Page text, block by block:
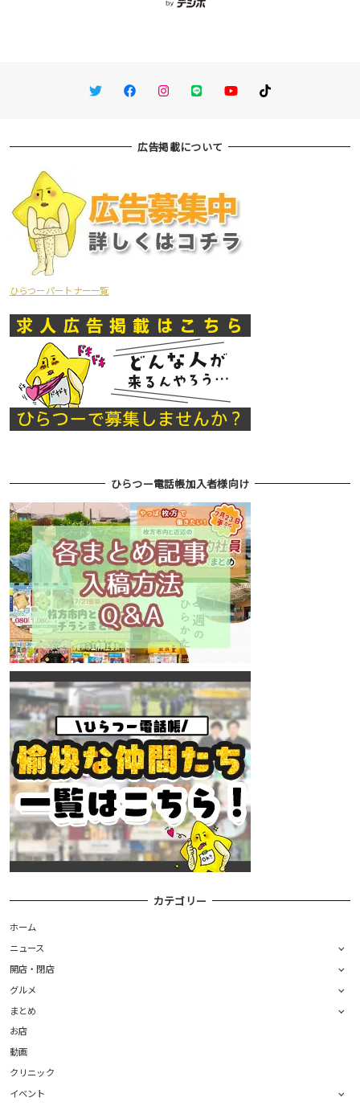
TwitterFacebookInstagram
LINE You TubeTikTok
広告掲載について
ひらつーパートナー一覧
ひらつー電話帳加入者様向け
カテゴリー
ホーム
ニュース
開店・閉店
グルメ
まとめ
お店
動画
クリニック
イベント